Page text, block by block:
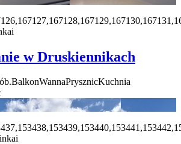
w Druskiennikach
BalkonWannaPrysznicKuchnia